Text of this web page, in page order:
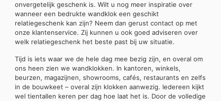
onvergetelijk geschenk is. Wilt u nog meer inspiratie over
wanneer een bedrukte wandklok een geschikt
relatiegeschenk kan zijn? Neem dan gerust contact op met
onze klantenservice. Zij kunnen u ook goed adviseren over
welk relatiegeschenk het beste past bij uw situatie.
Tijd is iets waar we de hele dag mee bezig zijn, en overal om
ons heen zien we wandklokken. In kantoren, winkels,
beurzen, magazijnen, showrooms, cafés, restaurants en zelfs
in de bouwkeet – overal zijn klokken aanwezig. Iedereen kijkt
wel tientallen keren per dag hoe laat het is. Door de volledige